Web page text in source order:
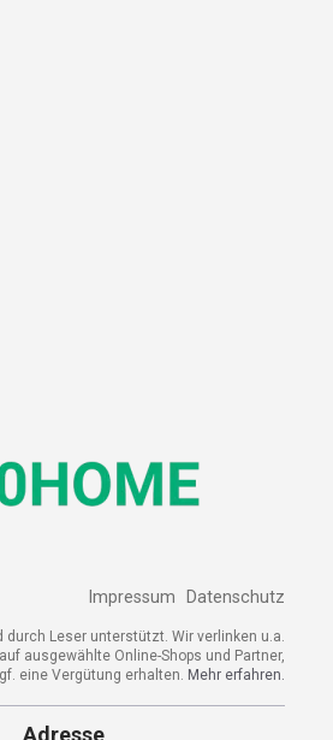
Impressum Datenschutz
durch Leser unterstützt. Wir verlinken u.a.
auf ausgewählte Online-Shops und Partner,
eine Vergütung erhalten. Mehr erfahren.
Adresse